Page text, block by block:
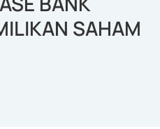
SAHAM